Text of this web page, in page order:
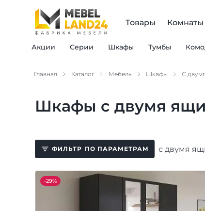
Товары
Акции Серии Шкафы Тумбы
Комнаты
Главная Каталог Мебель Шкафы С
Шкафы с двумя
ФИЛЬТР ПО ПАРАМЕТРАМ с двумя
-29%